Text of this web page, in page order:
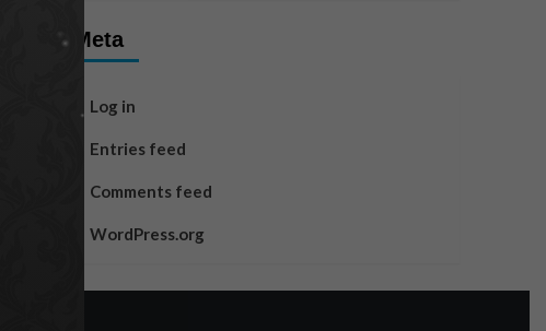
Meta
Log in
Entries feed
Comments feed
WordPress.org